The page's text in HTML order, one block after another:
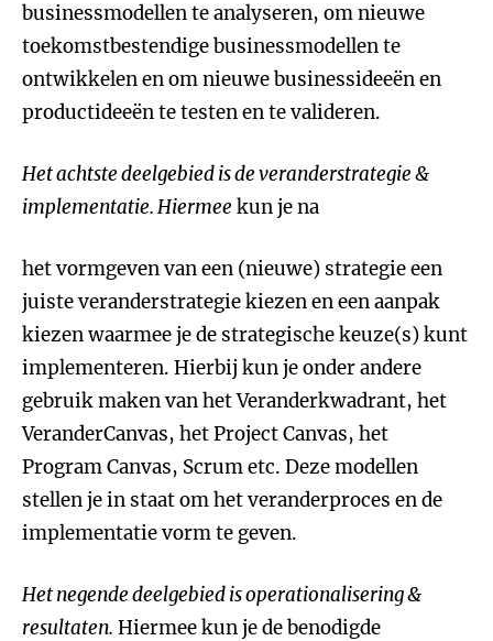
businessmodellen te analyseren, om nieuwe
toekomstbestendige businessmodellen te
ontwikkelen en om nieuwe businessideeën en
productideeën te testen en te valideren.
Het achtste deelgebied is de veranderstrategie &
implementatie. Hiermee kun je na
het vormgeven van een (nieuwe) strategie een
juiste veranderstrategie kiezen en een aanpak
kiezen waarmee je de strategische keuze(s) kunt
implementeren. Hierbij kun je onder andere
gebruik maken van het Veranderkwadrant, het
VeranderCanvas, het Project Canvas, het
Program Canvas, Scrum etc. Deze modellen
stellen je in staat om het veranderproces en de
implementatie vorm te geven.
Het negende deelgebied is operationalisering &
resultaten. Hiermee kun je de benodigde